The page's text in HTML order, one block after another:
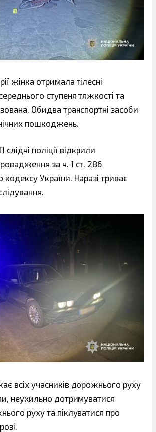
жінка отримала тілесні
ступеня тяжкості та
Обидва транспортні засоби
пошкоджень.
поліції відкрили
за ч. 1 ст. 286
кодексу України. Наразі триває
всіх учасників дорожнього руху
неухильно дотримуватися
руху та піклуватися про